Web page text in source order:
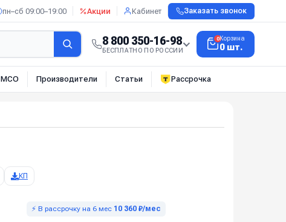
пн–сб 09:00–19:00 Акции Кабинет Заказать звонок
8 800 350-16-98
БЕСПЛАТНО ПО РОССИИ
0Корзина
0 шт.
МСО Производители Статьи Рассрочка
КП
⚡ В рассрочку на 6 мес 10 360 ₽/мес